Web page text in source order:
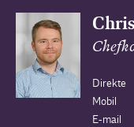
Direkte
Mobil
E-mail